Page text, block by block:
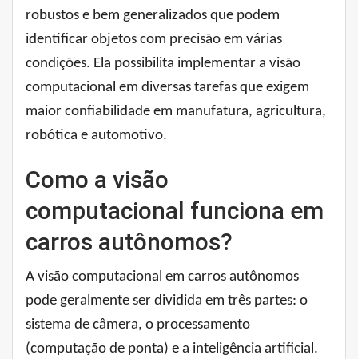
robustos e bem generalizados que podem
identificar objetos com precisão em várias
condições. Ela possibilita implementar a visão
computacional em diversas tarefas que exigem
maior confiabilidade em manufatura, agricultura,
robótica e automotivo.
Como a visão
computacional funciona em
carros autônomos?
A visão computacional em carros autônomos
pode geralmente ser dividida em três partes: o
sistema de câmera, o processamento
(computação de ponta) e a inteligência artificial.